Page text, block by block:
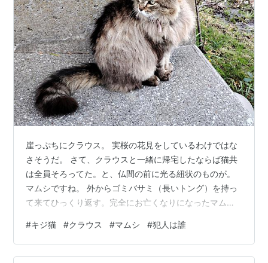
崖っぷちにクラウス。 実桜の花見をしているわけではな
さそうだ。 さて、クラウスと一緒に帰宅したならば猫共
は全員そろってた。と、仏間の前に光る紐状のものが。
マムシですね。 外からゴミバサミ（長いトング）を持っ
て来てひっくり返す。完全にお亡くなりになったマムシ
関先を含めて４回目くらいかな。そのままゴミバサミで
運んで東庭に埋めました。誰も前足も顔も腫らしてな
い。狩り主はたぶんニゴかなあ。猫はマムシ毒に抗体が
#キジ猫 #クラウス #マムシ #犯人は誰